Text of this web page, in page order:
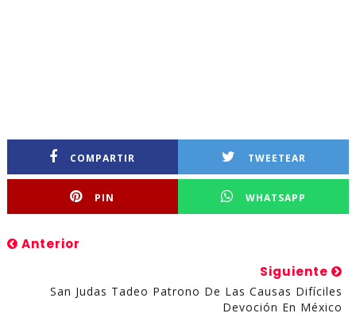
COMPARTIR TWEETEAR
PIN WHATSAPP
Anterior
Siguiente
San Judas Tadeo Patrono De Las Causas Difíciles
Devoción En México